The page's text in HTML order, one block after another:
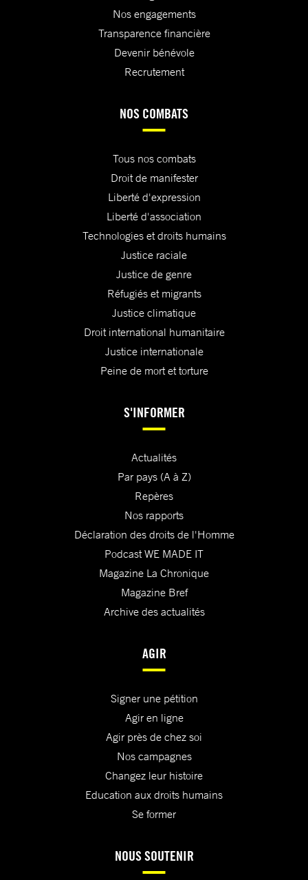
Nos engagements
Transparence financière
Devenir bénévole
Recrutement
NOS COMBATS
Tous nos combats
Droit de manifester
Liberté d'expression
Liberté d'association
Technologies et droits humains
Justice raciale
Justice de genre
Réfugiés et migrants
Justice climatique
Droit international humanitaire
Justice internationale
Peine de mort et torture
S'INFORMER
Actualités
Par pays (A à Z)
Repères
Nos rapports
Déclaration des droits de l'Homme
Podcast WE MADE IT
Magazine La Chronique
Magazine Bref
Archive des actualités
AGIR
Signer une pétition
Agir en ligne
Agir près de chez soi
Nos campagnes
Changez leur histoire
Education aux droits humains
Se former
NOUS SOUTENIR